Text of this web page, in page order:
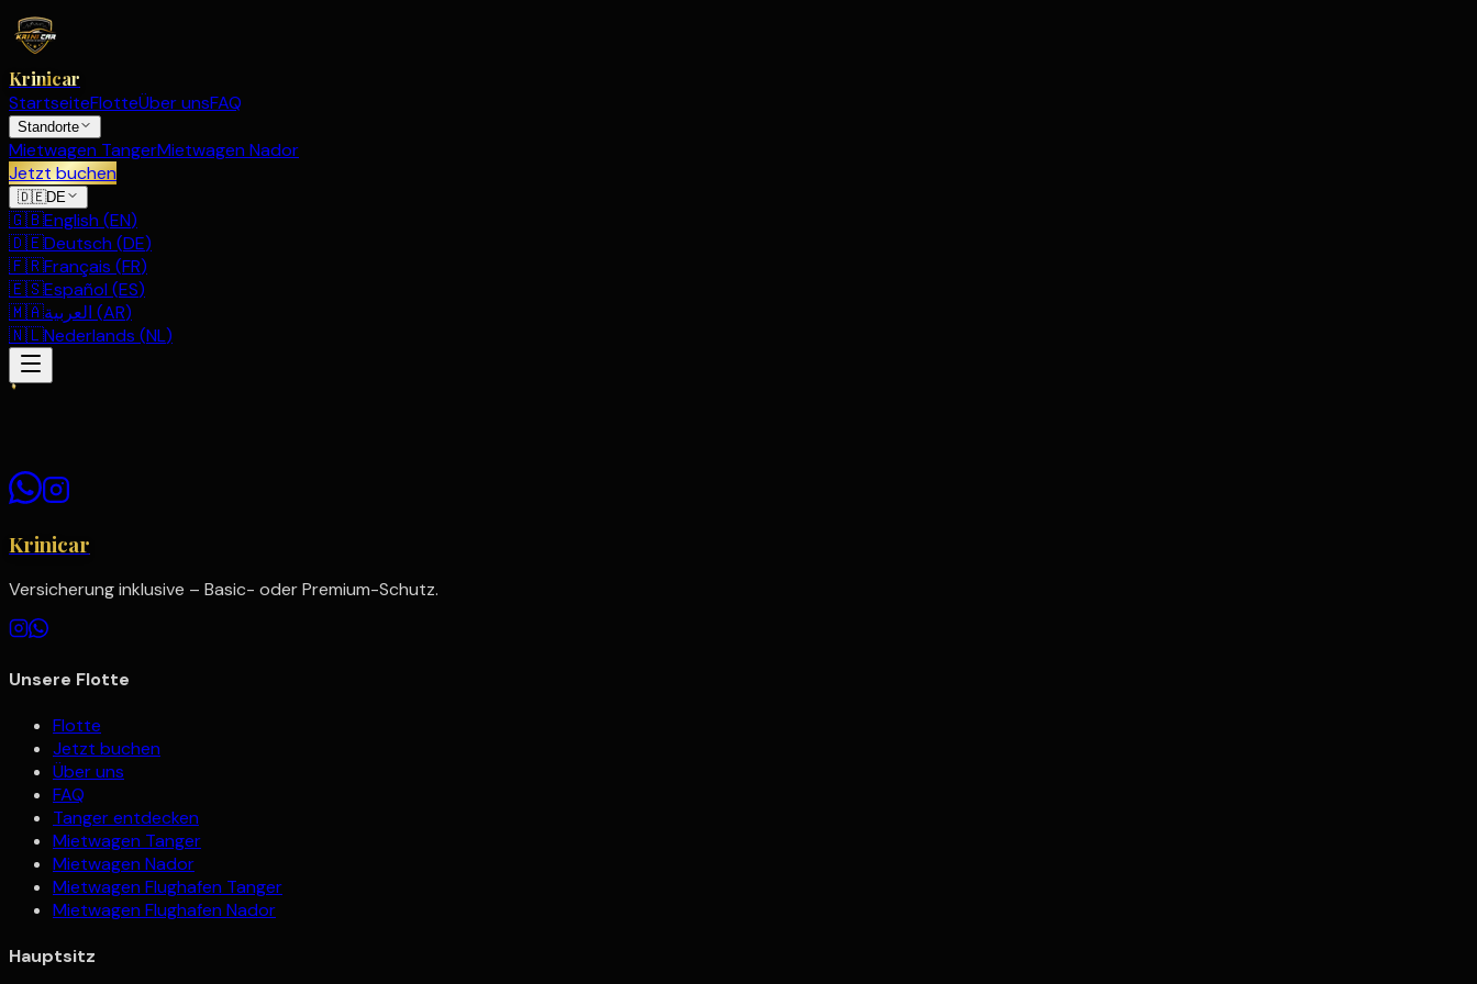
Krinicar
StartseiteFlotteÜber unsFAQ
Standorte
Mietwagen TangerMietwagen Nador
Jetzt buchen
🇩🇪DE
🇬🇧English (EN)
🇩🇪Deutsch (DE)
🇫🇷Français (FR)
🇪🇸Español (ES)
🇲🇦العربية (AR)
🇳🇱Nederlands (NL)
Krinicar
Versicherung inklusive – Basic- oder Premium-Schutz.
Unsere Flotte
Flotte
Jetzt buchen
Über uns
FAQ
Tanger entdecken
Mietwagen Tanger
Mietwagen Nador
Mietwagen Flughafen Tanger
Mietwagen Flughafen Nador
Hauptsitz